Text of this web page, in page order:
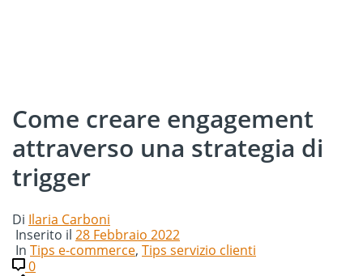
Come creare engagement
attraverso una strategia di
trigger
Di Ilaria Carboni
Inserito il 28 Febbraio 2022
In Tips e-commerce, Tips servizio clienti
0